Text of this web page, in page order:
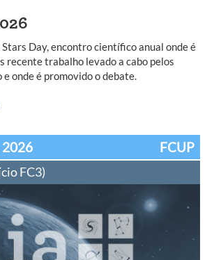
Day, encontro científico anual onde é
recente trabalho levado a cabo pelos
e onde é promovido o debate.
2026 FCUP
FC3)